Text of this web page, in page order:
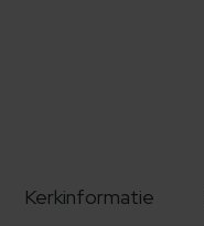
Kerkinformatie